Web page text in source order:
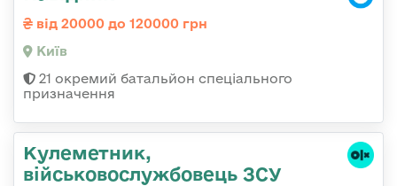
від 20000 до 120000 грн
Київ
21 окремий батальйон спеціального
призначення
Кулеметник,
військовослужбовець ЗСУ